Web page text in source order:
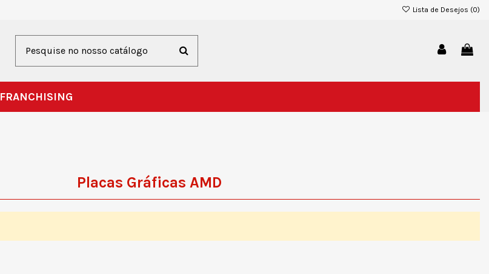
Lista de Desejos (0)
FRANCHISING
Placas Gráficas AMD